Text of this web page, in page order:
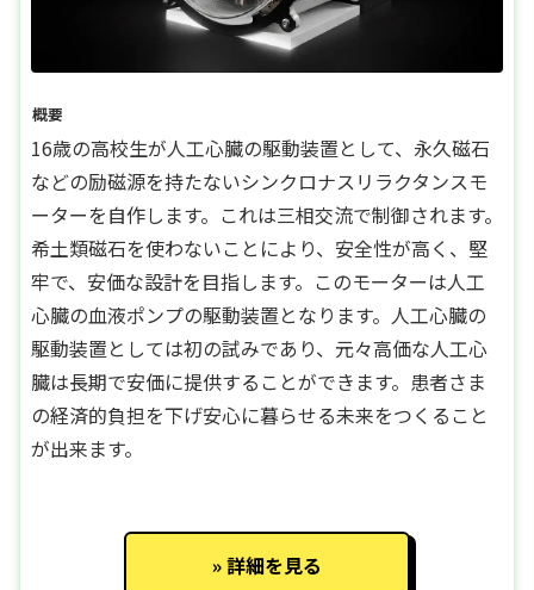
概要
16歳の高校生が人工心臓の駆動装置として、永久磁石
などの励磁源を持たないシンクロナスリラクタンスモ
ーターを自作します。これは三相交流で制御されます。
希土類磁石を使わないことにより、安全性が高く、堅
牢で、安価な設計を目指します。このモーターは人工
心臓の血液ポンプの駆動装置となります。人工心臓の
駆動装置としては初の試みであり、元々高価な人工心
臓は長期で安価に提供することができます。患者さま
の経済的負担を下げ安心に暮らせる未来をつくること
が出来ます。
詳細を見る